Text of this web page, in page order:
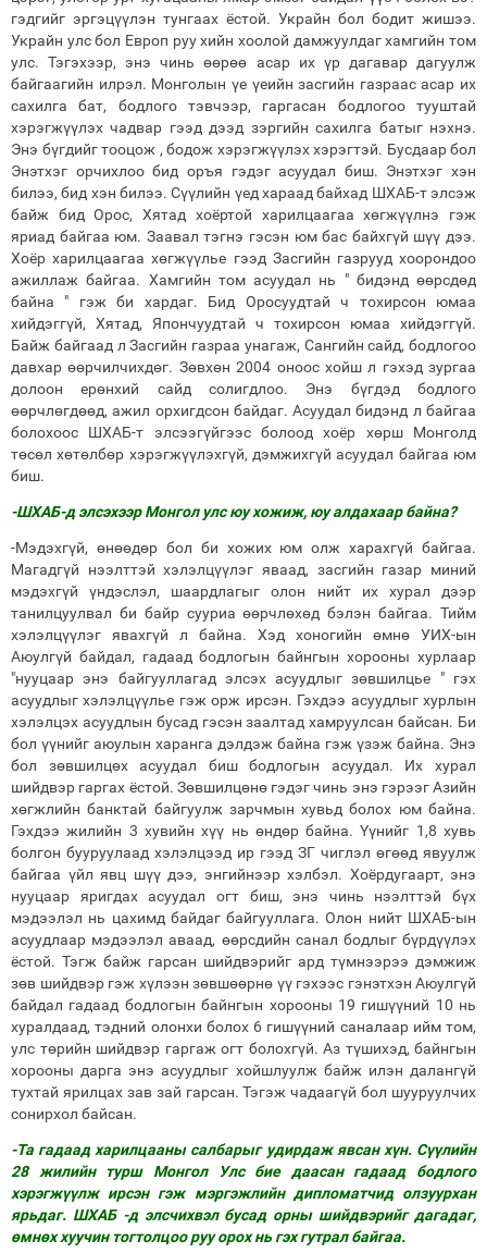
гэдгийг эргэцүүлэн тунгаах ёстой. Украйн бол бодит жишээ.
Украйн улс бол Европ руу хийн хоолой дамжуулдаг хамгийн том
улс. Тэгэхээр, энэ чинь өөрөө асар их үр дагавар дагуулж
байгаагийн илрэл. Монголын үе үеийн засгийн газраас асар их
сахилга бат, бодлого тэвчээр, гаргасан бодлогоо тууштай
хэрэгжүүлэх чадвар гээд дээд зэргийн сахилга батыг нэхнэ.
Энэ бүгдийг тооцож , бодож хэрэгжүүлэх хэрэгтэй. Бусдаар бол
Энэтхэг орчихлоо бид оръя гэдэг асуудал биш. Энэтхэг хэн
билээ, бид хэн билээ. Сүүлийн үед хараад байхад ШХАБ-т элсэж
байж бид Орос, Хятад хоёртой харилцаагаа хөгжүүлнэ гэж
яриад байгаа юм. Заавал тэгнэ гэсэн юм бас байхгүй шүү дээ.
Хоёр харилцаагаа хөгжүүлье гээд Засгийн газрууд хоорондоо
ажиллаж байгаа. Хамгийн том асуудал нь " бидэнд өөрсдөд
байна " гэж би хардаг. Бид Оросуудтай ч тохирсон юмаа
хийдэггүй, Хятад, Япончуудтай ч тохирсон юмаа хийдэггүй.
Байж байгаад л Засгийн газраа унагаж, Сангийн сайд, бодлогоо
давхар өөрчилчихдөг. Зөвхөн 2004 оноос хойш л гэхэд зургаа
долоон ерөнхий сайд солигдлоо. Энэ бүгдэд бодлого
өөрчлөгдөөд, ажил орхигдсон байдаг. Асуудал бидэнд л байгаа
болохоос ШХАБ-т элсээгүйгээс болоод хоёр хөрш Монголд
төсөл хөтөлбөр хэрэгжүүлэхгүй, дэмжихгүй асуудал байгаа юм
биш.
-ШХАБ-д элсэхээр Монгол улс юу хожиж, юу алдахаар байна?
-Мэдэхгүй, өнөөдөр бол би хожих юм олж харахгүй байгаа.
Магадгүй нээлттэй хэлэлцүүлэг яваад, засгийн газар миний
мэдэхгүй үндэслэл, шаардлагыг олон нийт их хурал дээр
танилцуулвал би байр сууриа өөрчлөхөд бэлэн байгаа. Тийм
хэлэлцүүлэг явахгүй л байна. Хэд хоногийн өмнө УИХ-ын
Аюулгүй байдал, гадаад бодлогын байнгын хорооны хурлаар
"нууцаар энэ байгууллагад элсэх асуудлыг зөвшилцье " гэх
асуудлыг хэлэлцүүлье гэж орж ирсэн. Гэхдээ асуудлыг хурлын
хэлэлцэх асуудлын бусад гэсэн заалтад хамруулсан байсан. Би
бол үүнийг аюулын харанга дэлдэж байна гэж үзэж байна. Энэ
бол зөвшилцөх асуудал биш бодлогын асуудал. Их хурал
шийдвэр гаргах ёстой. Зөвшилцөнө гэдэг чинь энэ гэрээг Азийн
хөгжлийн банктай байгуулж зарчмын хувьд болох юм байна.
Гэхдээ жилийн 3 хувийн хүү нь өндөр байна. Үүнийг 1,8 хувь
болгон бууруулаад хэлэлцээд ир гээд ЗГ чиглэл өгөөд явуулж
байгаа үйл явц шүү дээ, энгийнээр хэлбэл. Хоёрдугаарт, энэ
нууцаар яригдах асуудал огт биш, энэ чинь нээлттэй бүх
мэдээлэл нь цахимд байдаг байгууллага. Олон нийт ШХАБ-ын
асуудлаар мэдээлэл аваад, өөрсдийн санал бодлыг бүрдүүлэх
ёстой. Тэгж байж гарсан шийдвэрийг ард түмнээрээ дэмжиж
зөв шийдвэр гэж хүлээн зөвшөөрнө үү гэхээс гэнэтхэн Аюулгүй
байдал гадаад бодлогын байнгын хорооны 19 гишүүний 10 нь
хуралдаад, тэдний олонхи болох 6 гишүүний саналаар ийм том,
улс төрийн шийдвэр гаргаж огт болохгүй. Аз түшихэд, байнгын
хорооны дарга энэ асуудлыг хойшлуулж байж илэн далангүй
тухтай ярилцах зав зай гарсан. Тэгэж чадаагүй бол шууруулчих
сонирхол байсан.
-Та гадаад харилцааны салбарыг удирдаж явсан хүн. Сүүлийн
28 жилийн турш Монгол Улс бие даасан гадаад бодлого
хэрэгжүүлж ирсэн гэж мэргэжлийн дипломатчид олзуурхан
ярьдаг. ШХАБ -д элсчихвэл бусад орны шийдвэрийг дагадаг,
өмнөх хуучин тогтолцоо руу орох нь гэх гутрал байгаа.